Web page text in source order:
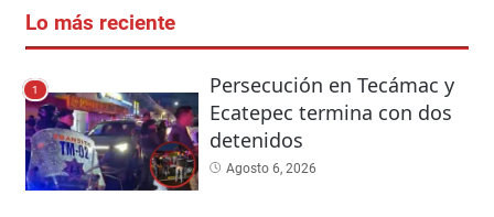
Lo más reciente
1
Persecución en Tecámac y
Ecatepec termina con dos
detenidos
Agosto 6, 2026